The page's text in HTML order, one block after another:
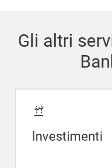
Gli altri
Investimenti